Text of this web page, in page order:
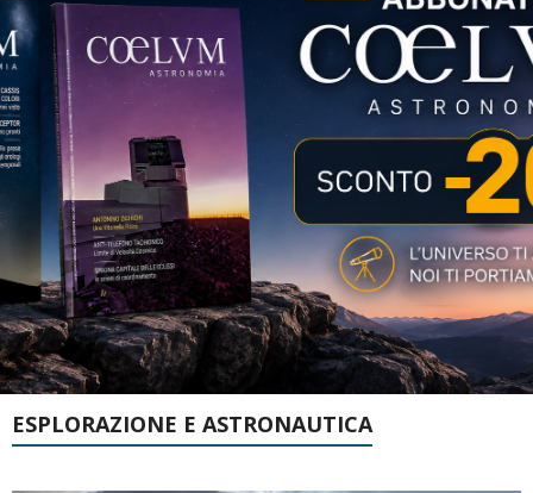
ESPLORAZIONE E ASTRONAUTICA